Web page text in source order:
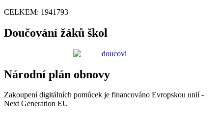
CELKEM: 1941793
Doučování žáků škol
Národní plán obnovy
Zakoupení digitálních pomůcek je financováno Evropskou unií -
Next Generation EU